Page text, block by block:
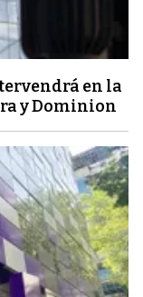
en la
y Dominion